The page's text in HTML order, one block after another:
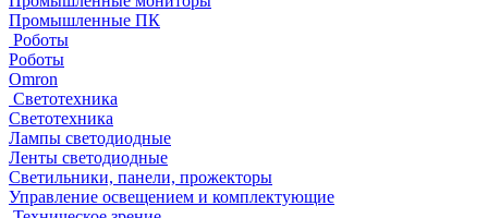
Промышленные ПК
Роботы
Роботы
Omron
Светотехника
Светотехника
Лампы светодиодные
Ленты светодиодные
Светильники, панели, прожекторы
Управление освещением и комплектующие